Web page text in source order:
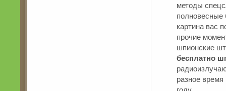
методы
полновесные
картина вас
прочие
шпионские
бесплатно
разное время